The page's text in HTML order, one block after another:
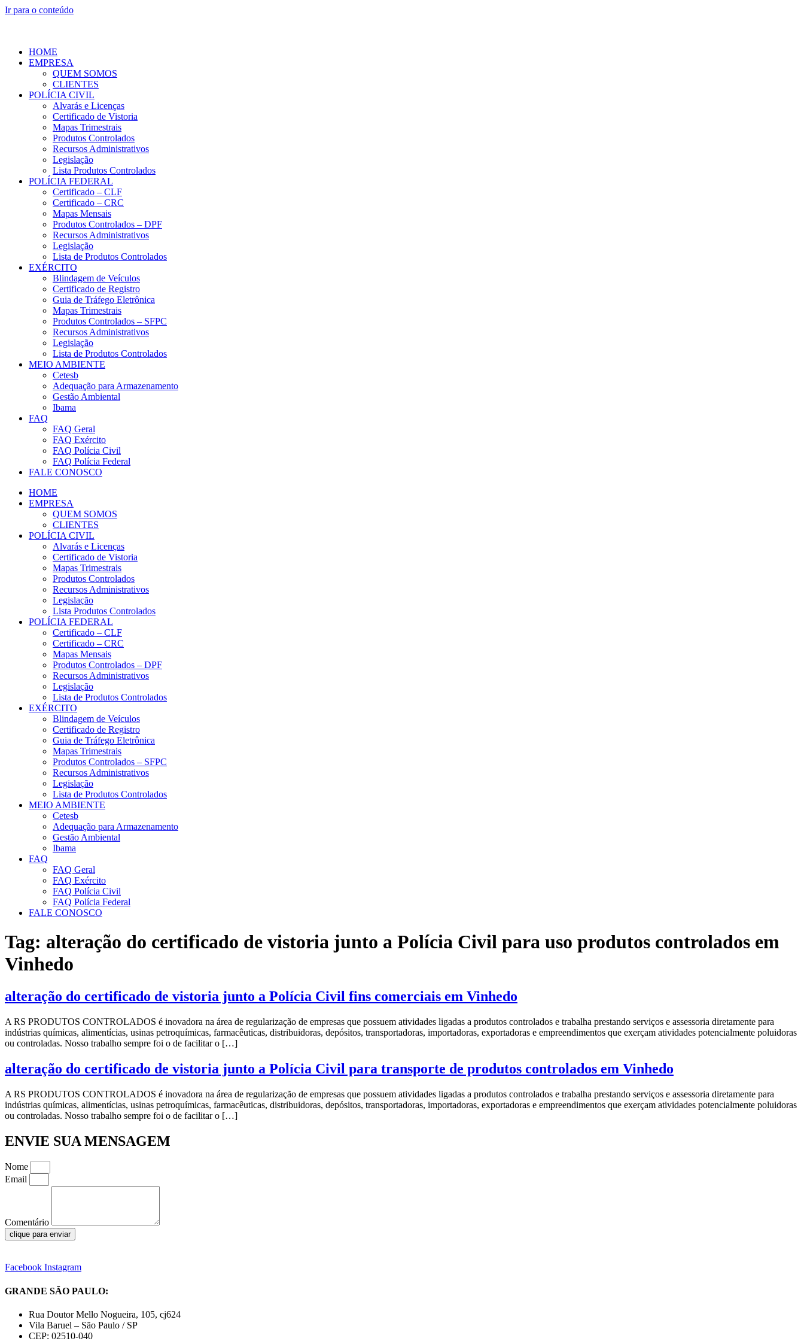
Ir para o conteúdo
HOME
EMPRESA
QUEM SOMOS
CLIENTES
POLÍCIA CIVIL
Alvarás e Licenças
Certificado de Vistoria
Mapas Trimestrais
Produtos Controlados
Recursos Administrativos
Legislação
Lista Produtos Controlados
POLÍCIA FEDERAL
Certificado – CLF
Certificado – CRC
Mapas Mensais
Produtos Controlados – DPF
Recursos Administrativos
Legislação
Lista de Produtos Controlados
EXÉRCITO
Blindagem de Veículos
Certificado de Registro
Guia de Tráfego Eletrônica
Mapas Trimestrais
Produtos Controlados – SFPC
Recursos Administrativos
Legislação
Lista de Produtos Controlados
MEIO AMBIENTE
Cetesb
Adequação para Armazenamento
Gestão Ambiental
Ibama
FAQ
FAQ Geral
FAQ Exército
FAQ Polícia Civil
FAQ Polícia Federal
FALE CONOSCO
HOME
EMPRESA
QUEM SOMOS
CLIENTES
POLÍCIA CIVIL
Alvarás e Licenças
Certificado de Vistoria
Mapas Trimestrais
Produtos Controlados
Recursos Administrativos
Legislação
Lista Produtos Controlados
POLÍCIA FEDERAL
Certificado – CLF
Certificado – CRC
Mapas Mensais
Produtos Controlados – DPF
Recursos Administrativos
Legislação
Lista de Produtos Controlados
EXÉRCITO
Blindagem de Veículos
Certificado de Registro
Guia de Tráfego Eletrônica
Mapas Trimestrais
Produtos Controlados – SFPC
Recursos Administrativos
Legislação
Lista de Produtos Controlados
MEIO AMBIENTE
Cetesb
Adequação para Armazenamento
Gestão Ambiental
Ibama
FAQ
FAQ Geral
FAQ Exército
FAQ Polícia Civil
FAQ Polícia Federal
FALE CONOSCO
Tag: alteração do certificado de vistoria junto a Polícia Civil para uso produtos controlados em
Vinhedo
alteração do certificado de vistoria junto a Polícia Civil fins comerciais em Vinhedo
A RS PRODUTOS CONTROLADOS é inovadora na área de regularização de empresas que possuem atividades ligadas a produtos controlados e trabalha prestando serviços e assessoria diretamente para
indústrias químicas, alimentícias, usinas petroquímicas, farmacêuticas, distribuidoras, depósitos, transportadoras, importadoras, exportadoras e empreendimentos que exerçam atividades potencialmente poluidoras
ou controladas. Nosso trabalho sempre foi o de facilitar o […]
alteração do certificado de vistoria junto a Polícia Civil para transporte de produtos controlados em Vinhedo
A RS PRODUTOS CONTROLADOS é inovadora na área de regularização de empresas que possuem atividades ligadas a produtos controlados e trabalha prestando serviços e assessoria diretamente para
indústrias químicas, alimentícias, usinas petroquímicas, farmacêuticas, distribuidoras, depósitos, transportadoras, importadoras, exportadoras e empreendimentos que exerçam atividades potencialmente poluidoras
ou controladas. Nosso trabalho sempre foi o de facilitar o […]
ENVIE SUA MENSAGEM
Nome
Email
Comentário
clique para enviar
Facebook Instagram
GRANDE SÃO PAULO:
Rua Doutor Mello Nogueira, 105, cj624
Vila Baruel – São Paulo / SP
CEP: 02510-040